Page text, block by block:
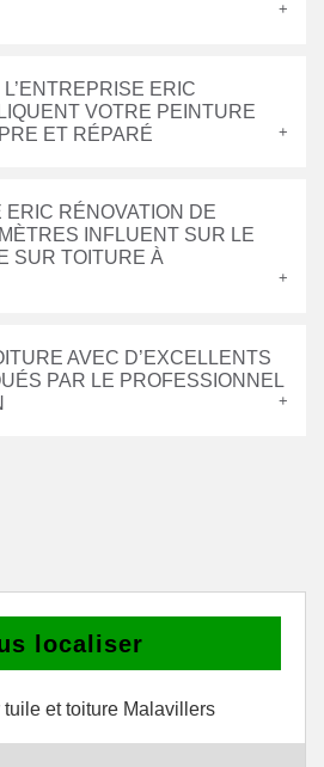
ERIC
VOTRE PEINTURE
ET RÉPARÉ
RÉNOVATION DE
INFLUENT SUR LE
SUR TOITURE À
AVEC D’EXCELLENTS
PAR LE PROFESSIONNEL
localiser
tuile et toiture Malavillers